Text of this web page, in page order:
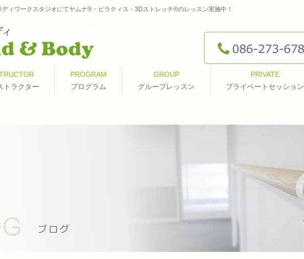
ィワークスタジオにてヤムナ®・ピラティス・3Dストレッチ®のレッスン実施中！
トラクター
PROGRAM
プログラム
GROUP
グループレッスン
PRIVATE
プライベートセッション